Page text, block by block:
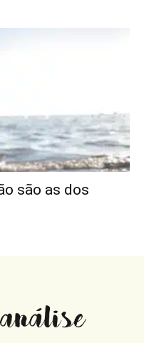
são as dos